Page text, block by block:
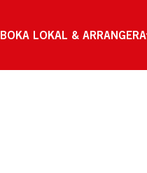
BOKA LOKAL & ARRANGERA